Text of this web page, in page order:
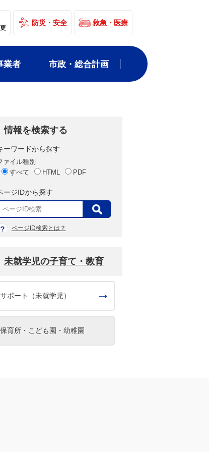
防災・安全 救急・医療
業者 市政・総合計画
情報を検索する
ーワードから探す
ァイル種別
すべて
HTML PDF
ージIDから探す
表
ページID検索とは？
未就学児の子育て・教育
サポート（未就学児）
保育所・こども園・幼稚園